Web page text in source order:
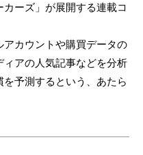
ーズ」が展開する連載コ
カウントや購買データの
アの人気記事などを分析
予測するという、あたら